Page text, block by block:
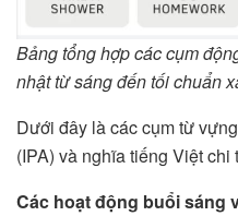
Bảng tổng hợp các cụm
nhật từ sáng đến tối chuẩn
Dưới đây là các cụm từ
(IPA) và nghĩa tiếng Việt chi
Các hoạt động buổi sáng